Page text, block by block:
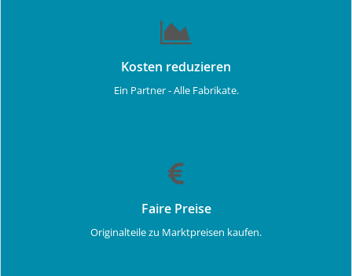
Kosten reduzieren
Ein Partner - Alle Fabrikate.
Faire Preise
Originalteile zu Marktpreisen kaufen.